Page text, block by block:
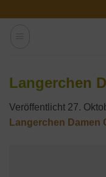
Langerchen
Veröffentlicht 27.
Langerchen Damen